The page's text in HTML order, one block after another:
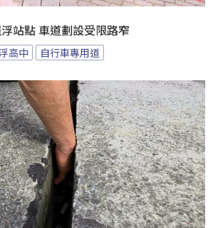
站點 車道劃設受限路窄
高中 自行車專用道